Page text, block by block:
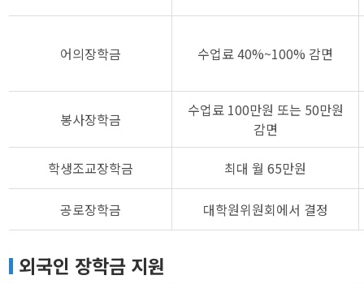
어의장학금 수업료 40%~100% 감면
봉사장학금
수업료 100만원 또는 50만원
감면
학생조교장학금
최대 월 65만원
공로장학금 대학원위원회에서 결정
외국인 장학금 지원